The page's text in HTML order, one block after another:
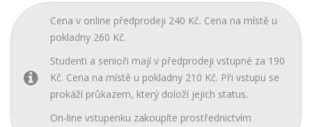
Cena v online předprodeji 240 Kč. Cena na místě u
pokladny 260 Kč.
Studenti a senioři mají v předprodeji vstupné za 190
Kč. Cena na místě u pokladny 210 Kč. Při vstupu se
prokáží průkazem, který doloží jejich status.
On-line vstupenku zakoupíte prostřednictvím